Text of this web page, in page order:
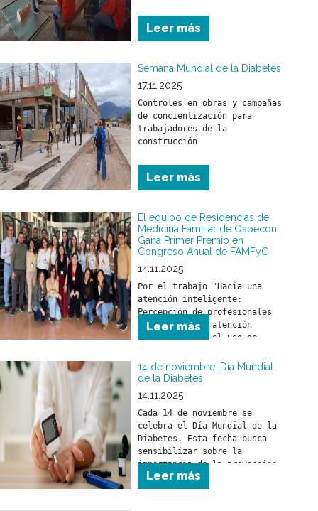
Leer más
Semana Mundial de la Diabetes
17.11.2025
Controles en obras y campañas
de concientización para
trabajadores de la
construcción
Leer más
El equipo de Residencias de
Medicina Familiar de Ospecon:
Gana Primer Premio en
Congreso Anual de FAMFyG
14.11.2025
Por el trabajo "Hacia una
atención inteligente:
Percepción de profesionales
de la salud en atención
primaria sobre el uso de
herramienta en la práctica
Leer más
14 de noviembre: Día Mundial
de la Diabetes
14.11.2025
Cada 14 de noviembre se
celebra el Día Mundial de la
Diabetes. Esta fecha busca
sensibilizar sobre la
importancia de la prevención,
detección precoz y el
tratamiento de la diabetes.
Leer más